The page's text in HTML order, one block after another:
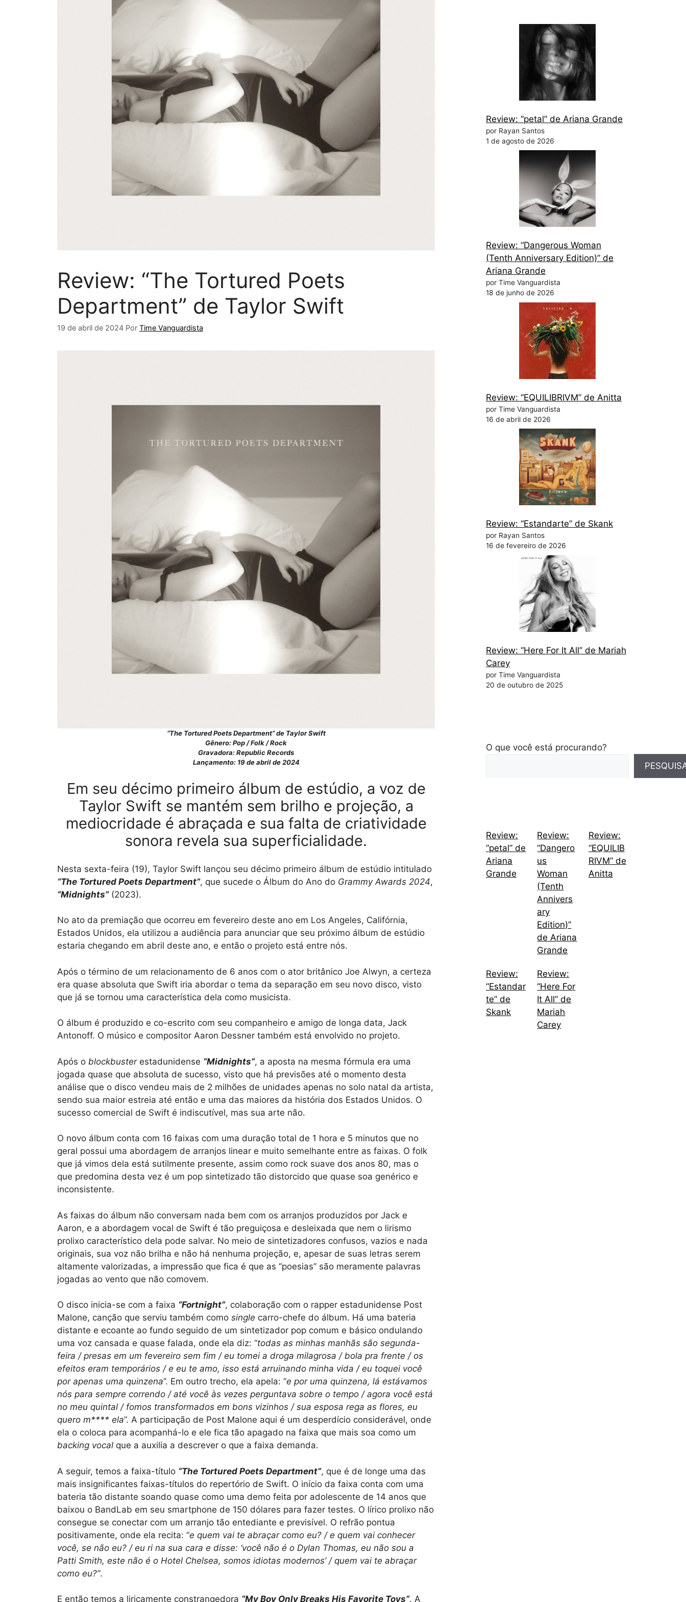
Review: “The Tortured Poets
Department” de Taylor Swift
19 de abril de 2024 Por Time Vanguardista
“The Tortured Poets Department” de Taylor Swift
Gênero: Pop / Folk / Rock
Gravadora: Republic Records
Lançamento: 19 de abril de 2024
Em seu décimo primeiro álbum de estúdio, a voz de
Taylor Swift se mantém sem brilho e projeção, a
mediocridade é abraçada e sua falta de criatividade
sonora revela sua superficialidade.
Nesta sexta-feira (19), Taylor Swift lançou seu décimo primeiro álbum de estúdio intitulado
“The Tortured Poets Department”, que sucede o Álbum do Ano do Grammy Awards 2024,
“Midnights”(2023).
No ato da premiação que ocorreu em fevereiro deste ano em Los Angeles, Califórnia,
Estados Unidos, ela utilizou a audiência para anunciar que seu próximo álbum de estúdio
estaria chegando em abril deste ano, e então o projeto está entre nós.
Após o término de um relacionamento de 6 anos com o ator britânico Joe Alwyn, a certeza
era quase absoluta que Swift iria abordar o tema da separação em seu novo disco, visto
que já se tornou uma característica dela como musicista.
O álbum é produzido e co-escrito com seu companheiro e amigo de longa data, Jack
Antonoff. O músico e compositor Aaron Dessner também está envolvido no projeto.
Após o blockbusterestadunidense “Midnights”, a aposta na mesma fórmula era uma
jogada quase que absoluta de sucesso, visto que há previsões até o momento desta
análise que o disco vendeu mais de 2 milhões de unidades apenas no solo natal da artista,
sendo sua maior estreia até então e uma das maiores da história dos Estados Unidos. O
sucesso comercial de Swift é indiscutível, mas sua arte não.
O novo álbum conta com 16 faixas com uma duração total de 1 hora e 5 minutos que no
geral possui uma abordagem de arranjos linear e muito semelhante entre as faixas. O folk
que já vimos dela está sutilmente presente, assim como rock suave dos anos 80, mas o
que predomina desta vez é um pop sintetizado tão distorcido que quase soa genérico e
inconsistente.
As faixas do álbum não conversam nada bem com os arranjos produzidos por Jack e
Aaron, e a abordagem vocal de Swift é tão preguiçosa e desleixada que nem o lirismo
prolixo característico dela pode salvar. No meio de sintetizadores confusos, vazios e nada
originais, sua voz não brilha e não há nenhuma projeção, e, apesar de suas letras serem
altamente valorizadas, a impressão que fica é que as “poesias” são meramente palavras
jogadas ao vento que não comovem.
O disco inicia-se com a faixa “Fortnight”, colaboração com o rapper estadunidense Post
Malone, canção que serviu também como single carro-chefe do álbum. Há uma bateria
distante e ecoante ao fundo seguido de um sintetizador pop comum e básico ondulando
uma voz cansada e quase falada, onde ela diz: “todas as minhas manhãs são segunda-
feira / presas em um fevereiro sem fim / eu tomei a droga milagrosa / bola pra frente / os
efeitos eram temporários / e eu te amo, isso está arruinando minha vida / eu toquei você
por apenas uma quinzena”. Em outro trecho, ela apela: “e por uma quinzena, lá estávamos
nós para sempre correndo / até você às vezes perguntava sobre o tempo / agora você está
no meu quintal / fomos transformados em bons vizinhos / sua esposa rega as flores, eu
quero m**** ela”. A participação de Post Malone aqui é um desperdício considerável, onde
ela o coloca para acompanhá-lo e ele fica tão apagado na faixa que mais soa como um
backing vocal que a auxilia a descrever o que a faixa demanda.
A seguir, temos a faixa-título “The Tortured Poets Department”, que é de longe uma das
mais insignificantes faixas-títulos do repertório de Swift. O início da faixa conta com uma
bateria tão distante soando quase como uma demo feita por adolescente de 14 anos que
baixou o BandLab em seu smartphone de 150 dólares para fazer testes. O lírico prolixo não
consegue se conectar com um arranjo tão entediante e previsível. O refrão pontua
positivamente, onde ela recita: “e quem vai te abraçar como eu? / e quem vai conhecer
você, se não eu? / eu ri na sua cara e disse: ‘você não é o Dylan Thomas, eu não sou a
Patti Smith, este não é o Hotel Chelsea, somos idiotas modernos’ / quem vai te abraçar
como eu?”.
E então temos a liricamente constrangedora “My Boy Only Breaks His Favorite Toys”. A
Review: “petal” de Ariana Grande
por Rayan Santos
1 de agosto de 2026
Review: “Dangerous Woman
(Tenth Anniversary Edition)” de
Ariana Grande
por Time Vanguardista
18 de junho de 2026
Review: “EQUILIBRIVM” de Anitta
por Time Vanguardista
16 de abril de 2026
Review: “Estandarte” de Skank
por Rayan Santos
16 de fevereiro de 2026
Review: “Here For It All” de Mariah
Carey
por Time Vanguardista
20 de outubro de 2025
O que você está procurando?
Review:
“petal” de
Ariana
Grande
Review:
“Dangero
us
Woman
(Tenth
Annivers
ary
Edition)”
de Ariana
Grande
Review:
“EQUILIB
RIVM” de
Anitta
Review:
“Estandar
te” de
Skank
Review:
“Here For
It All” de
Mariah
Carey